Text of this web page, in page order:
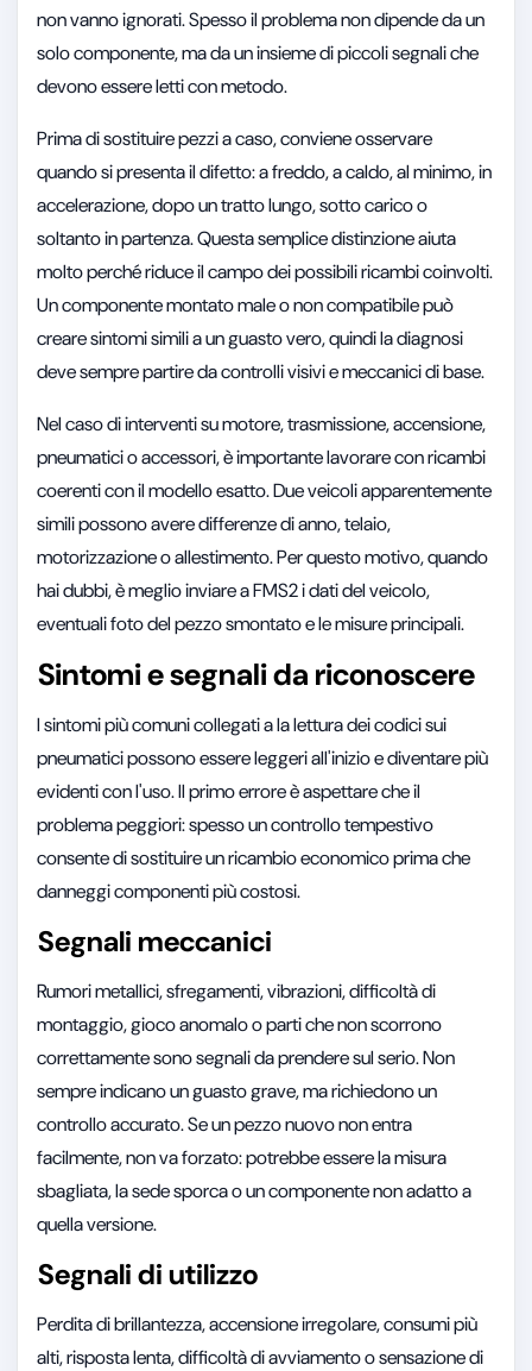
non vanno ignorati. Spesso il problema non dipende da un
solo componente, ma da un insieme di piccoli segnali che
devono essere letti con metodo.
Prima di sostituire pezzi a caso, conviene osservare
quando si presenta il difetto: a freddo, a caldo, al minimo, in
accelerazione, dopo un tratto lungo, sotto carico o
soltanto in partenza. Questa semplice distinzione aiuta
molto perché riduce il campo dei possibili ricambi coinvolti.
Un componente montato male o non compatibile può
creare sintomi simili a un guasto vero, quindi la diagnosi
deve sempre partire da controlli visivi e meccanici di base.
Nel caso di interventi su motore, trasmissione, accensione,
pneumatici o accessori, è importante lavorare con ricambi
coerenti con il modello esatto. Due veicoli apparentemente
simili possono avere differenze di anno, telaio,
motorizzazione o allestimento. Per questo motivo, quando
hai dubbi, è meglio inviare a FMS2 i dati del veicolo,
eventuali foto del pezzo smontato e le misure principali.
Sintomi e segnali da riconoscere
I sintomi più comuni collegati a la lettura dei codici sui
pneumatici possono essere leggeri all'inizio e diventare più
evidenti con l'uso. Il primo errore è aspettare che il
problema peggiori: spesso un controllo tempestivo
consente di sostituire un ricambio economico prima che
danneggi componenti più costosi.
Segnali meccanici
Rumori metallici, sfregamenti, vibrazioni, difficoltà di
montaggio, gioco anomalo o parti che non scorrono
correttamente sono segnali da prendere sul serio. Non
sempre indicano un guasto grave, ma richiedono un
controllo accurato. Se un pezzo nuovo non entra
facilmente, non va forzato: potrebbe essere la misura
sbagliata, la sede sporca o un componente non adatto a
quella versione.
Segnali di utilizzo
Perdita di brillantezza, accensione irregolare, consumi più
alti, risposta lenta, difficoltà di avviamento o sensazione di